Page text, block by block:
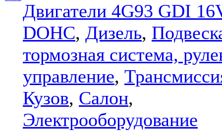
Двигатели 4G93 GDI
DOHC, Дизель,
тормозная система,
управление,
Кузов, Салон,
Электрооборудование